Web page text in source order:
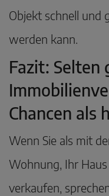
Objekt schnell und
werden kann.
Fazit: Selten
Chancen als
Wenn Sie als mit
Wohnung, Ihr
verkaufen,